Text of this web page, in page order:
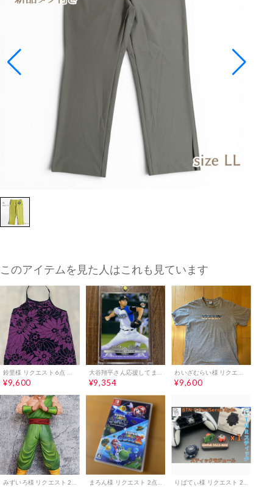
このアイテムを見た人はこれも見ています
鈴里様 リクエスト 6点 まとめ商品
¥9,600
大谷翔平さん応援してます！様 リクエスト 2点 まとめ商品
¥9,354
わいざむらい様 リクエスト 2点 まとめ商品
¥9,600